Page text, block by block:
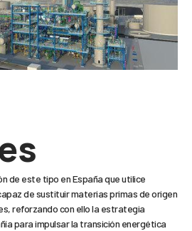
de este tipo en España que utilice
de sustituir materias primas de origen
reforzando con ello la estrategia
para impulsar la transición energética